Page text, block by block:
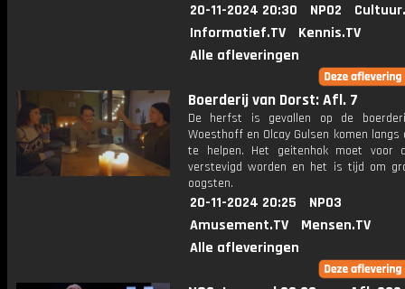
20-11-2024 20:30 NPO2
Informatief.TV
Kennis.TV
Alle afleveringen
Boerderij van Dorst: Afl. 7
De herfst is gevallen op de
Woesthoff en Olcay Gulsen komen langs
te helpen. Het geitenhok moet voor
verstevigd worden en het is tijd om
oogsten.
20-11-2024 20:25
NPO3
Amusement.TV
Mensen.TV
Alle afleveringen